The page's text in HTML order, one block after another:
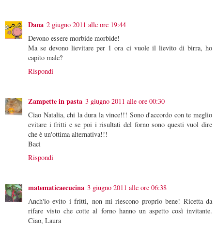
Dana 2 giugno 2011 alle ore 19:44
Devono essere morbide morbide!
Ma se devono lievitare per 1 ora ci vuole il lievito di birra, ho
capito male?
Rispondi
Zampette in pasta 3 giugno 2011 alle ore 00:30
Ciao Natalia, chi la dura la vince!!! Sono d'accordo con te meglio
evitare i fritti e se poi i risultati del forno sono questi vuol dire
che è un'ottima alternativa!!!
Baci
Rispondi
matematicaecucina 3 giugno 2011 alle ore 06:38
Anch'io evito i fritti, non mi riescono proprio bene! Ricetta da
rifare visto che cotte al forno hanno un aspetto così invitante.
Ciao, Laura